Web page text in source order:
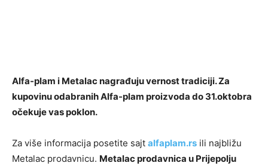
Alfa-plam i Metalac nagrađuju vernost tradiciji. Za
kupovinu odabranih Alfa-plam proizvoda do 31.oktobra
očekuje vas poklon.
Za više informacija posetite sajt alfaplam.rs ili najbližu
Metalac prodavnicu. Metalac prodavnica u Prijepolju